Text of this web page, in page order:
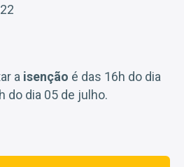
a isenção é das 16h do dia
do dia 05 de julho.